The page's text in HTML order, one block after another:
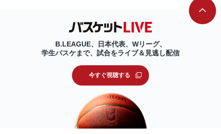
B.LEAGUE、日本代表、Wリーグ、
学生バスケまで、試合をライブ＆見逃し配信
今すぐ視聴する